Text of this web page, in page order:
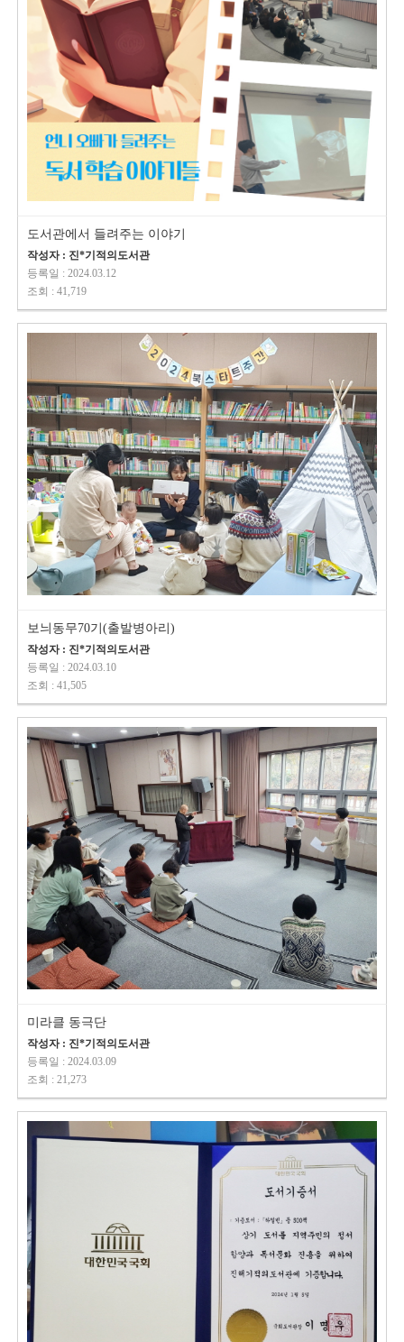
도서관에서 들려주는 이야기
작성자 : 진*기적의도서관
등록일 : 2024.03.12
조회 : 41,719
보늬동무70기(출발병아리)
작성자 : 진*기적의도서관
등록일 : 2024.03.10
조회 : 41,505
미라클 동극단
작성자 : 진*기적의도서관
등록일 : 2024.03.09
조회 : 21,273